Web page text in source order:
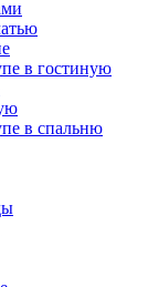
в гостиную
в спальню